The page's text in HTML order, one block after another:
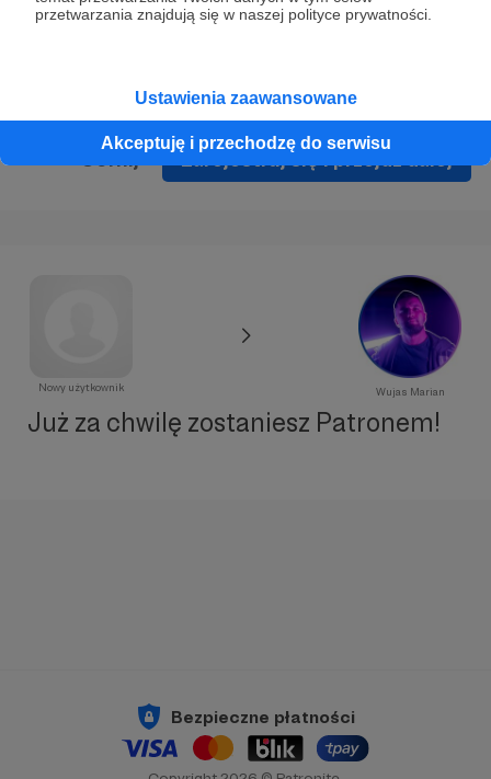
przetwarzania znajdują się w naszej polityce prywatności.
Ustawienia zaawansowane
Akceptuję i przechodzę do serwisu
Zarejestruj się i przejdź dalej
Nowy użytkownik Wujas Marian
Już za chwilę zostaniesz Patronem!
Bezpieczne płatności